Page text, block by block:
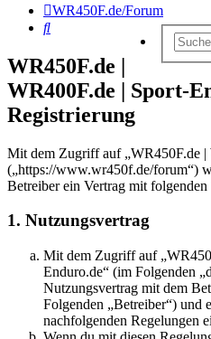
WR450F.de/Forum
Suche
WR450F.de |
WR400F.de | Sport-
Registrierung
Mit dem Zugriff auf „WR450F.de |
(„https://www.wr450f.de/forum“)
Betreiber ein Vertrag mit folgenden
1. Nutzungsvertrag
Mit dem Zugriff auf
Enduro.de“ (im Folgenden
Nutzungsvertrag mit dem
Folgenden „Betreiber“) und
nachfolgenden Regelungen